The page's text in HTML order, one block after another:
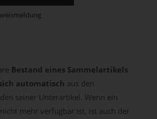
Bestand eines Sammelartikels
automatisch aus den
seiner Unterartikel. Wenn ein
mehr verfügbar ist, ist auch der